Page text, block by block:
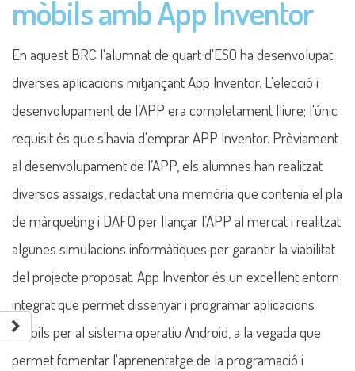
mòbils amb App Inventor
En aquest BRC l'alumnat de quart d'ESO ha desenvolupat
diverses aplicacions mitjançant App Inventor. L'elecció i
desenvolupament de l’APP era completament lliure; l'únic
requisit és que s'havia d'emprar APP Inventor. Prèviament
al desenvolupament de l’APP, els alumnes han realitzat
diversos assaigs, redactat una memòria que contenia el pla
de màrqueting i DAFO per llançar l’APP al mercat i realitzat
algunes simulacions informàtiques per garantir la viabilitat
del projecte proposat. App Inventor és un excel·lent entorn
integrat que permet dissenyar i programar aplicacions
mòbils per al sistema operatiu Android, a la vegada que
permet fomentar l'aprenentatge de la programació i